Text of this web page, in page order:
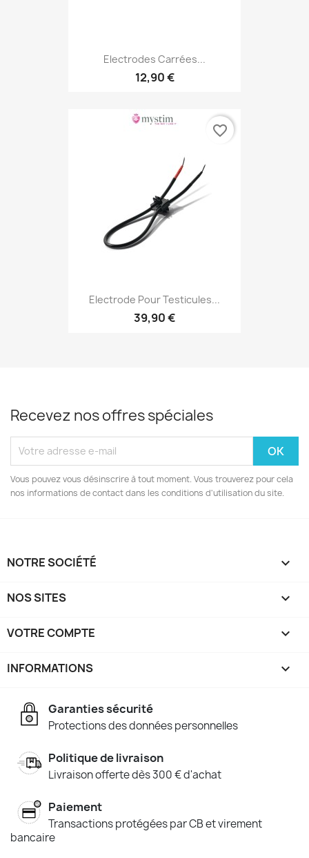
Electrodes Carrées...
12,90 €
Electrode Pour Testicules...
39,90 €
favorite_border
Recevez nos offres spéciales
Vous pouvez vous désinscrire à tout moment. Vous trouverez pour cela
nos informations de contact dans les conditions d'utilisation du site.
NOTRE SOCIÉTÉ 
NOS SITES 
VOTRE COMPTE 
INFORMATIONS keyboard_arrow_down
Garanties sécurité
Protections des données personnelles
Politique de livraison
Livraison offerte dès 300 € d'achat
Paiement
Transactions protégées par CB et virement
bancaire